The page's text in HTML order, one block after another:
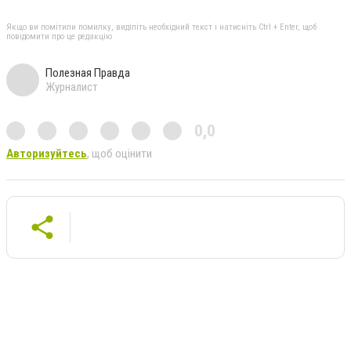
Якщо ви помітили помилку, виділіть необхідний текст і натисніть Ctrl + Enter, щоб
повідомити про це редакцію
Полезная Правда
Журналист
0,0
Авторизуйтесь, щоб оцінити